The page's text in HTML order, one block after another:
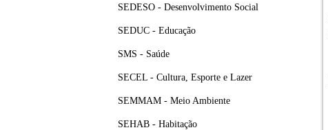
SEDESO - Desenvolvimento Social
SEDUC - Educação
SMS - Saúde
SECEL - Cultura, Esporte e Lazer
SEMMAM - Meio Ambiente
SEHAB - Habitação